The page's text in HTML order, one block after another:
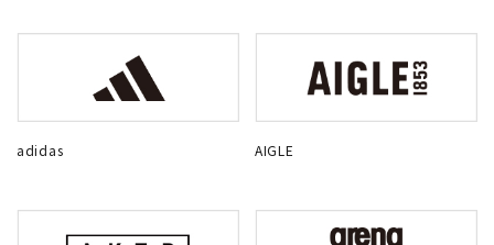
adidas AIGLE